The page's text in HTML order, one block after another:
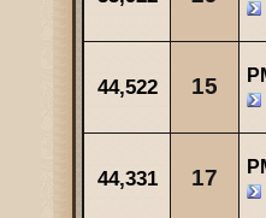
15
44,522
17
44,331